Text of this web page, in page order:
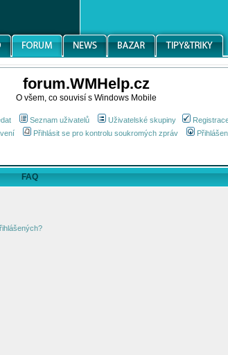
forum.WMHelp.cz
O všem, co souvisí s Windows Mobile
Seznam uživatelů Uživatelské skupiny
Přihlásit se pro kontrolu soukromých zpráv
FAQ